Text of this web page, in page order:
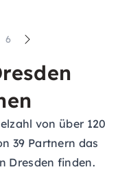
6
von über 120
39 Partnern das
Dresden finden.